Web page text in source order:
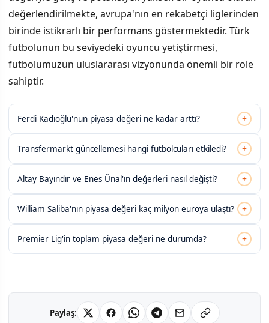
değerlendirilmekte, avrupa'nın en rekabetçi liglerinden
birinde istikrarlı bir performans göstermektedir. Türk
futbolunun bu seviyedeki oyuncu yetiştirmesi,
futbolumuzun uluslararası vizyonunda önemli bir role
sahiptir.
Ferdi Kadıoğlu'nun piyasa değeri ne kadar arttı? +
Transfermarkt güncellemesi hangi futbolcuları etkiledi? +
Altay Bayındır ve Enes Ünal'ın değerleri nasıl değişti? +
William Saliba'nın piyasa değeri kaç milyon euroya ulaştı? +
Premier Lig'in toplam piyasa değeri ne durumda? +
Paylaş: